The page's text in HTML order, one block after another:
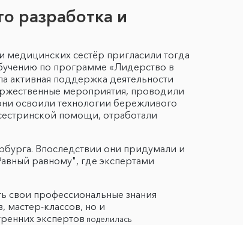
разработка и
медицинских сестёр пригласили тогда
по программе «Лидерство в
активная поддержка деятельности
мероприятия, проводили
освоили технологии бережливого
помощи, отработали
Впоследствии они придумали и
равному", где экспертами
свои профессиональные знания
мастер-классов, но и
экспертов поделилась